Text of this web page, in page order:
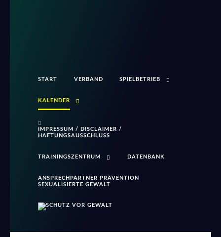
START VERBAND SPIELBETRIEB
KALENDER
IMPRESSUM / DISCLAIMER /
HAFTUNGSAUSSCHLUSS
TRAININGSZENTRUM DATENBANK
ANSPRECHPARTNER PRÄVENTION
SEXUALISIERTE GEWALT